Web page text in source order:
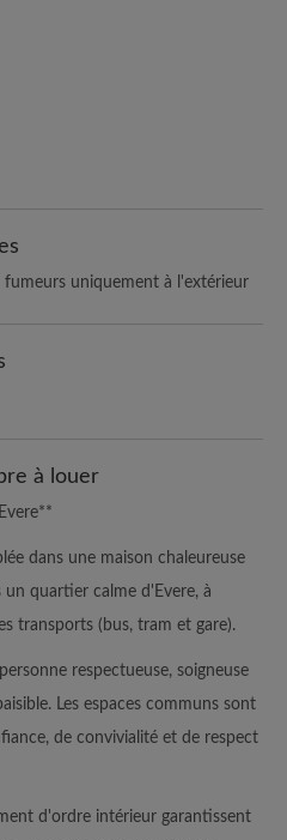
uniquement à l'extérieur
à louer
dans une maison chaleureuse
quartier calme d'Evere, à
transports (bus, tram et gare).
respectueuse, soigneuse
Les espaces communs sont
de convivialité et de respect
d'ordre intérieur garantissent